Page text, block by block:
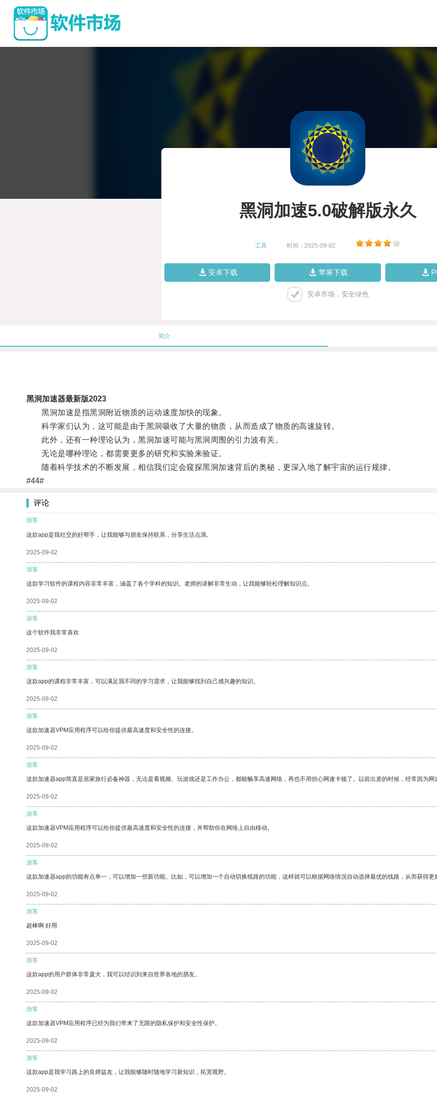
黑洞加速5.0破解版永久
工具 时间：2025-09-02
安卓下载 苹果下载
安卓市场，安全绿色
简介
黑洞加速器最新版2023
黑洞加速是指黑洞附近物质的运动速度加快的现象。
科学家们认为，这可能是由于黑洞吸收了大量的物质，从而造成了物质的高速旋转。
此外，还有一种理论认为，黑洞加速可能与黑洞周围的引力波有关。
无论是哪种理论，都需要更多的研究和实验来验证。
随着科学技术的不断发展，相信我们定会窥探黑洞加速背后的奥秘，更深入地了解宇宙的运行规律。
#44#
评论
游客
这款app是我社交的好帮手，让我能够与朋友保持联系，分享生活点滴。
2025-09-02
游客
这款学习软件的课程内容非常丰富，涵盖了各个学科的知识。老师的讲解非常生动，让我能够轻松理解知识点。
2025-09-02
游客
这个软件我非常喜欢
2025-09-02
游客
这款app的课程非常丰富，可以满足我不同的学习需求，让我能够找到自己感兴趣的知识。
2025-09-02
游客
这款加速器VPM应用程序可以给你提供最高速度和安全性的连接。
2025-09-02
游客
这款加速器app简直是居家旅行必备神器，无论是看视频、玩游戏还是工作办公，都能畅享高速网络，再也不用担心网速卡顿了。以前出差的时候，经常因为
2025-09-02
游客
这款加速器VPM应用程序可以给你提供最高速度和安全性的连接，并帮助你在网络上自由移动。
2025-09-02
游客
这款加速器app的功能有点单一，可以增加一些新功能。比如，可以增加一个自动切换线路的功能，这样就可以根据网络情况自动选择最优的线路，从而获得更
2025-09-02
游客
超棒啊 好用
2025-09-02
游客
这款app的用户群体非常庞大，我可以结识到来自世界各地的朋友。
2025-09-02
游客
这款加速器VPM应用程序已经为我们带来了无限的隐私保护和安全性保护。
2025-09-02
游客
这款app是我学习路上的良师益友，让我能够随时随地学习新知识，拓宽视野。
2025-09-02